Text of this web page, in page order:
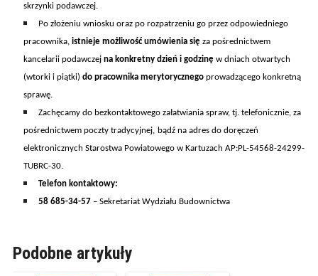
skrzynki podawczej.
Po złożeniu wniosku oraz po rozpatrzeniu go przez odpowiedniego
pracownika, istnieje możliwość umówienia sięza pośrednictwem
kancelarii podawczej na konkretny dzień i godzinęw dniach otwartych
(wtorki i piątki) do pracownikamerytorycznegoprowadzącego konkretną
sprawę.
Zachęcamy do bezkontaktowego załatwiania spraw, tj. telefonicznie, za
pośrednictwem poczty tradycyjnej, bądź na adres do doręczeń
elektronicznych Starostwa Powiatowego w Kartuzach AP:PL-54568-24299-
TUBRC-30.
Telefon kontaktowy:
58 685-34-57 – Sekretariat Wydziału Budownictwa
Podobne artykuły